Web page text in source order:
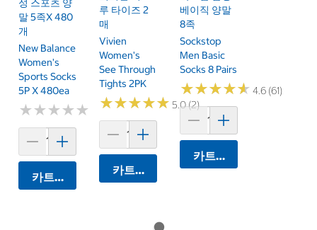
말 5족x 480
개
New Balance
Women's
Sports Socks
5P X 480ea
★★★★★
★★★★★
카트에 담기
루 타이즈 2
매
Vivien
Women's
See Through
Tights 2PK
★★★★★
★★★★★ 5.0 (2)
카트에 담기
베이직 양말
8족
Sockstop
Men Basic
Socks 8 Pairs
★★★★★
★★★★★ 4.6 (61)
카트에 담기